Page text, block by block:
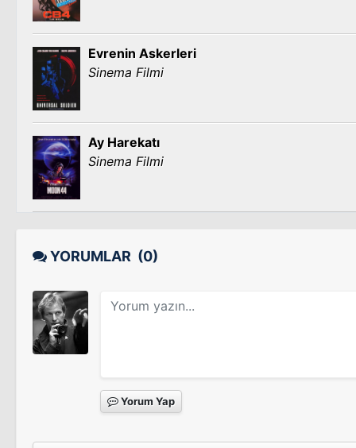
Evrenin Askerleri
Sinema Filmi
Ay Harekatı
Sinema Filmi
YORUMLAR (0)
Yorum Yap